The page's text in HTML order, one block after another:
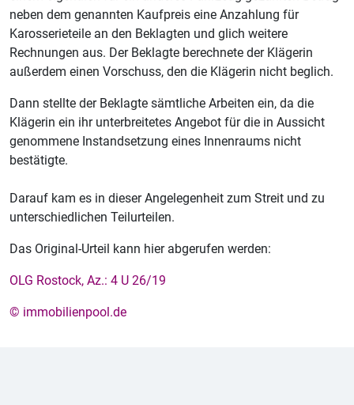
neben dem genannten Kaufpreis eine Anzahlung für
Karosserieteile an den Beklagten und glich weitere
Rechnungen aus. Der Beklagte berechnete der Klägerin
außerdem einen Vorschuss, den die Klägerin nicht beglich.
Dann stellte der Beklagte sämtliche Arbeiten ein, da die
Klägerin ein ihr unterbreitetes Angebot für die in Aussicht
genommene Instandsetzung eines Innenraums nicht
bestätigte.
Darauf kam es in dieser Angelegenheit zum Streit und zu
unterschiedlichen Teilurteilen.
Das Original-Urteil kann hier abgerufen werden:
OLG Rostock, Az.: 4 U 26/19
© immobilienpool.de